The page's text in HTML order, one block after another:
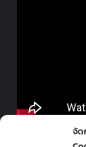
จัด
ออกแบบร้านโด